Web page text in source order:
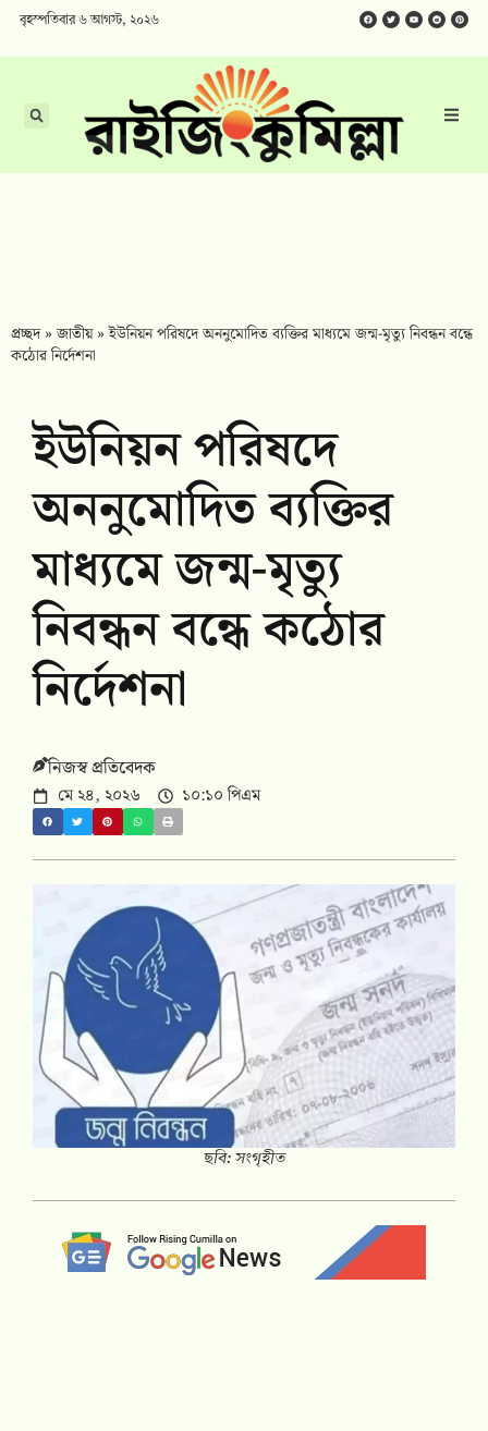
বৃহস্পতিবার ৬ আগস্ট, ২০২৬
প্রচ্ছদ»জাতীয়»ইউনিয়ন পরিষদে অননুমোদিত ব্যক্তির মাধ্যমে জন্ম-মৃত্যু নিবন্ধন বন্ধে
কঠোর নির্দেশনা
ইউনিয়ন পরিষদে
অননুমোদিত ব্যক্তির
মাধ্যমে জন্ম-মৃত্যু
নিবন্ধন বন্ধে কঠোর
নির্দেশনা
নিজস্ব প্রতিবেদক
মে ২৪, ২০২৬ ১০:১০ পিএম
ছবি: সংগৃহীত